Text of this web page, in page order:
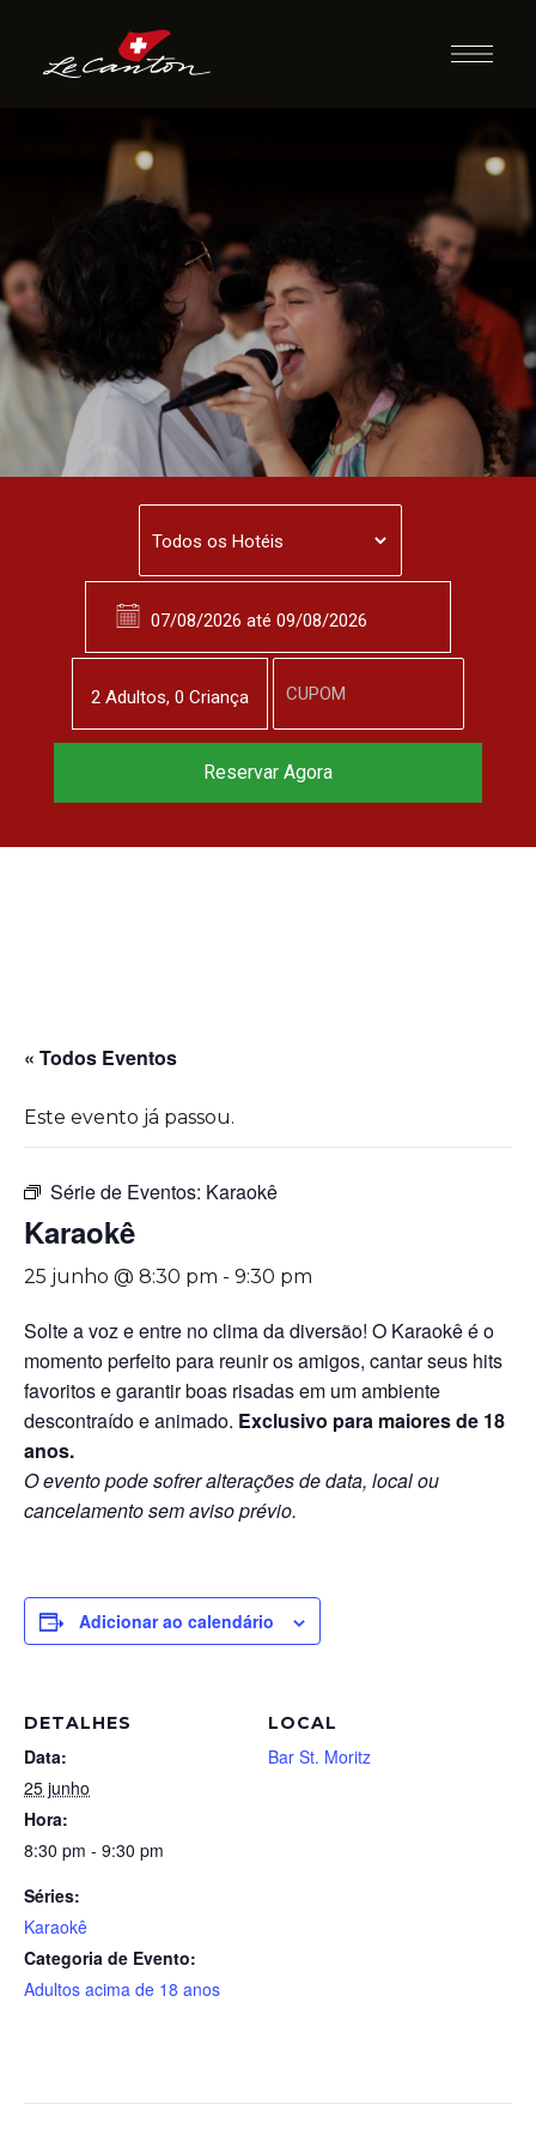
Karaokê
« Todos Eventos
Este evento já passou.
Série de Eventos: Karaokê
Karaokê
25 junho @ 8:30 pm - 9:30 pm
Solte a voz e entre no clima da diversão! O Karaokê é o
momento perfeito para reunir os amigos, cantar seus hits
favoritos e garantir boas risadas em um ambiente
descontraído e animado. Exclusivo para maiores de 18
anos.
O evento pode sofrer alterações de data, local ou
cancelamento sem aviso prévio.
Adicionar ao calendário
DETALHES
Data:
25 junho
Hora:
8:30 pm - 9:30 pm
Séries:
Karaokê
Categoria de Evento:
Adultos acima de 18 anos
LOCAL
Bar St. Moritz
2 Adultos, 0 Criança
Reservar Agora